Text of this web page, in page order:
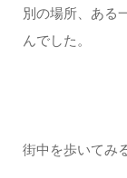
別の場所、ある
んでした。
街中を歩いてみ